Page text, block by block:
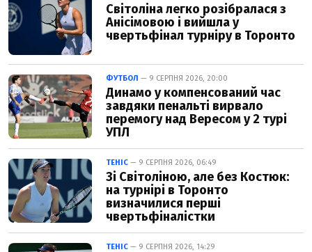
Світоліна легко розібралася з
Анісімовою і вийшла у
чвертьфінал турніру в Торонто
ФУТБОЛ — 9 СЕРПНЯ 2026, 20:00
Динамо у компенсований час
завдяки пенальті вирвало
перемогу над Вересом у 2 турі
УПЛ
ТЕНІС — 9 СЕРПНЯ 2026, 06:49
Зі Світоліною, але без Костюк:
на турнірі в Торонто
визначилися перші
чвертьфіналістки
ТЕНІС — 9 СЕРПНЯ 2026, 14:29